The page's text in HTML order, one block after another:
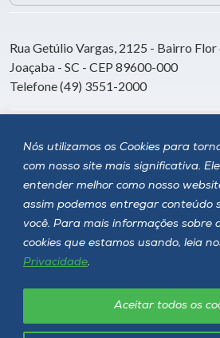
Nós utilizamos os Cookies para
com nosso site mais significativa.
entender melhor como nosso
assim podemos entregar conteúdo
você. Para mais informações sobre
cookies que estamos usando, leia
Privacidade.
Aceitar todos os
Rua Getúlio Vargas, 2125 - Bairro Flor
Joaçaba - SC - CEP 89600-000
Telefone (49) 3551-2000
Siga a Unoesc
Política de privacidade LGPD